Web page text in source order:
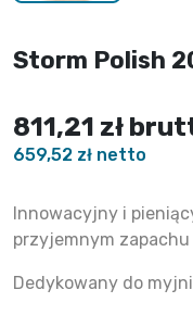
Storm Polish
811,21 zł
659,52 zł netto
Innowacyjny i
przyjemnym zapachu
Dedykowany do